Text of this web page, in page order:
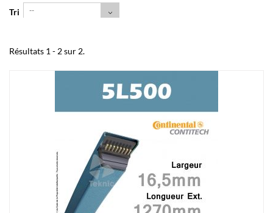
Tri --
Résultats 1 - 2 sur 2.